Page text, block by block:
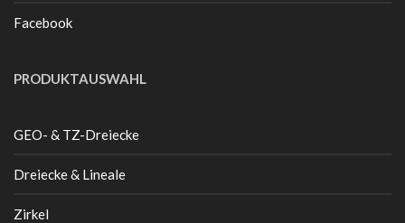
Facebook
PRODUKTAUSWAHL
GEO- & TZ-Dreiecke
Dreiecke & Lineale
Zirkel